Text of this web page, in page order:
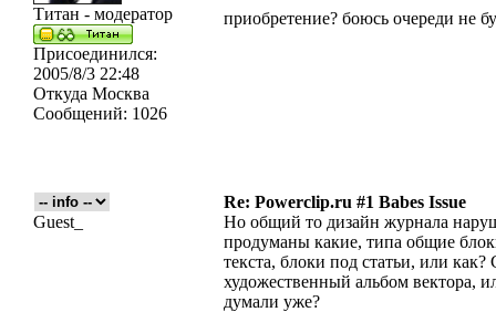
Титан - модератор
Присоединился:
2005/8/3 22:48
Откуда Москва
Сообщений: 1026
приобретение? боюсь очереди не
Re: Powerclip.ru #1 Babes Issue
Guest_
Но общий то дизайн журнала
продуманы какие, типа общие
текста, блоки под статьи, или
художественный альбом
думали уже?